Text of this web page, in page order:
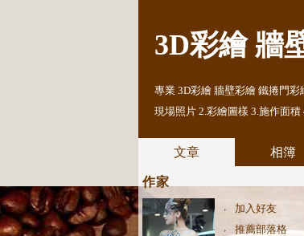
3D彩繪 牆
專業 3D彩繪 牆壁彩繪 鐵捲門
現場照片 2.彩繪圖樣 3.施作面
文章 相簿
作家
加入好友
推薦部落格